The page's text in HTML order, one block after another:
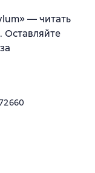
— читать
Оставляйте